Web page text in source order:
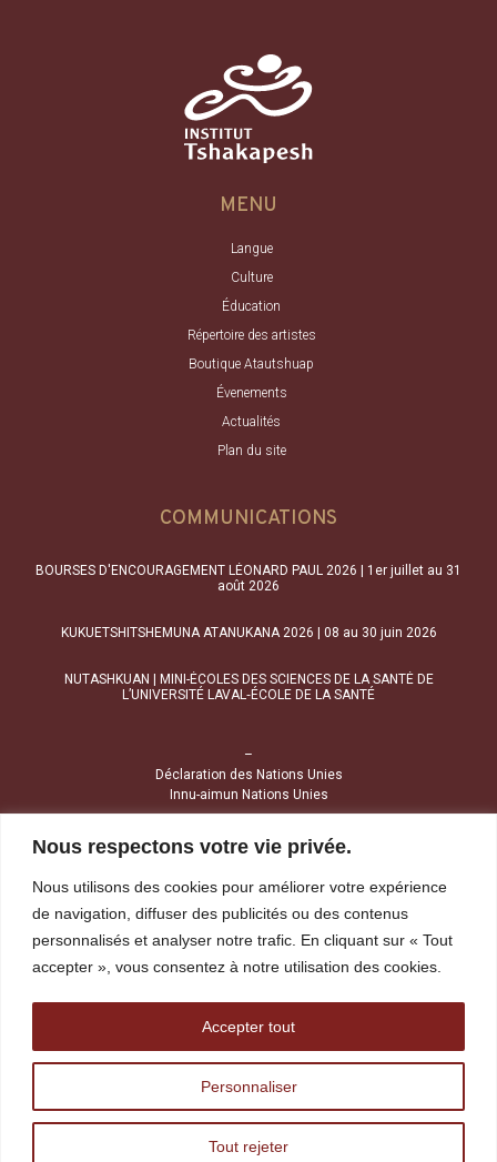
Nous respectons votre vie privée.
Nous utilisons des cookies pour améliorer votre expérience
de navigation, diffuser des publicités ou des contenus
personnalisés et analyser notre trafic. En cliquant sur « Tout
accepter », vous consentez à notre utilisation des cookies.
Personnaliser
Tout rejeter
Accepter tout
MENU
Langue
Culture
Éducation
Répertoire des artistes
Boutique Atautshuap
Évenements
Actualités
Plan du site
COMMUNICATIONS
BOURSES D'ENCOURAGEMENT LÉONARD PAUL 2026 | 1er juillet au 31
août 2026
KUKUETSHITSHEMUNA ATANUKANA 2026 | 08 au 30 juin 2026
NUTASHKUAN | MINI-ÉCOLES DES SCIENCES DE LA SANTÉ DE
L’UNIVERSITÉ LAVAL‑ÉCOLE DE LA SANTÉ
–
Déclaration des Nations Unies
Innu-aimun Nations Unies
NOUS JOINDRE
1034, avenue Brochu
Tél :418 968-4424
Télécopieur :418 968-1841